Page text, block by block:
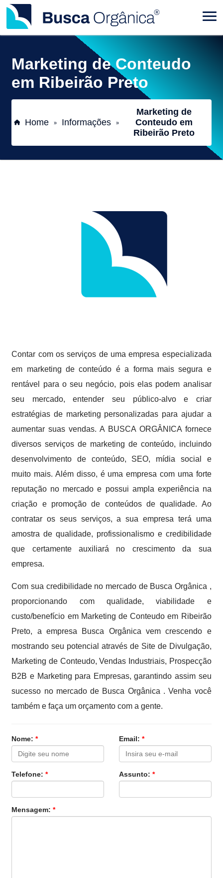
Marketing de Conteudo
em Ribeirão Preto
Home » Informações »
Marketing de
Conteudo em
Ribeirão Preto
Contar com os serviços de uma empresa especializada
em marketing de conteúdo é a forma mais segura e
rentável para o seu negócio, pois elas podem analisar
seu mercado, entender seu público-alvo e criar
estratégias de marketing personalizadas para ajudar a
aumentar suas vendas. A BUSCA ORGÂNICA fornece
diversos serviços de marketing de conteúdo, incluindo
desenvolvimento de conteúdo, SEO, mídia social e
muito mais. Além disso, é uma empresa com uma forte
reputação no mercado e possui ampla experiência na
criação e promoção de conteúdos de qualidade. Ao
contratar os seus serviços, a sua empresa terá uma
amostra de qualidade, profissionalismo e credibilidade
que certamente auxiliará no crescimento da sua
empresa.
Com sua credibilidade no mercado de Busca Orgânica ,
proporcionando com qualidade, viabilidade e
custo/benefício em Marketing de Conteudo em Ribeirão
Preto, a empresa Busca Orgânica vem crescendo e
mostrando seu potencial através de Site de Divulgação,
Marketing de Conteudo, Vendas Industriais, Prospecção
B2B e Marketing para Empresas, garantindo assim seu
sucesso no mercado de Busca Orgânica . Venha você
também e faça um orçamento com a gente.
Nome:* Email: *
Telefone:* Assunto: *
Mensagem:*